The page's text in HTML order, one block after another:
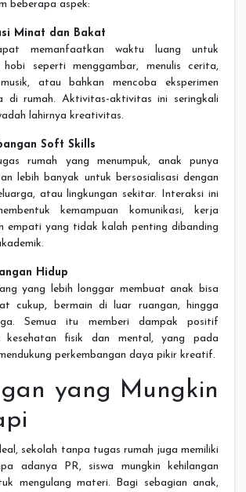
beberapa aspek:
Minat dan Bakat
memanfaatkan waktu luang untuk
hobi seperti menggambar, menulis cerita,
atau bahkan mencoba eksperimen
di rumah. Aktivitas-aktivitas ini seringkali
lahirnya kreativitas.
Soft Skills
rumah yang menumpuk, anak punya
lebih banyak untuk bersosialisasi dengan
atau lingkungan sekitar. Interaksi ini
kemampuan komunikasi, kerja
empati yang tidak kalah penting dibanding
Hidup
yang lebih longgar membuat anak bisa
cukup, bermain di luar ruangan, hingga
Semua itu memberi dampak positif
kesehatan fisik dan mental, yang pada
perkembangan daya pikir kreatif.
yang Mungkin
sekolah tanpa tugas rumah juga memiliki
adanya PR, siswa mungkin kehilangan
mengulang materi. Bagi sebagian anak,